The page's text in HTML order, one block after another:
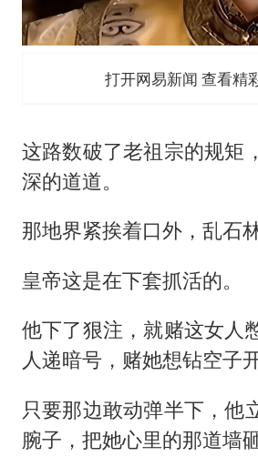
打开网易新闻 查看精
这路数破了老祖宗的规矩
深的道道。
那地界紧挨着口外，乱石林
皇帝这是在下套抓活的。
他下了狠注，就赌这女人
人递暗号，赌她想钻空子开
只要那边敢动弹半下，他
腕子，把她心里的那道墙